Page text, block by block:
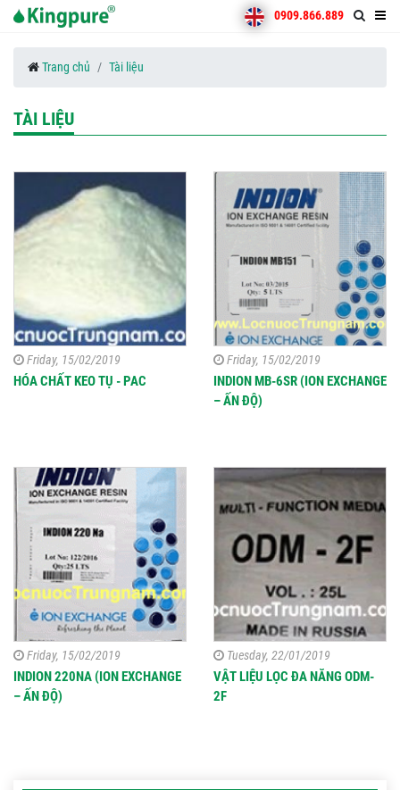
0909.866.889
Trang chủ Tài liệu
TÀI LIỆU
Friday, 15/02/2019
HÓA CHẤT KEO TỤ - PAC
Friday, 15/02/2019
INDION MB-6SR (ION EXCHANGE
– ẤN ĐỘ)
Friday, 15/02/2019
INDION 220NA (ION EXCHANGE
– ẤN ĐỘ)
Tuesday, 22/01/2019
VẬT LIỆU LỌC ĐA NĂNG ODM-
2F